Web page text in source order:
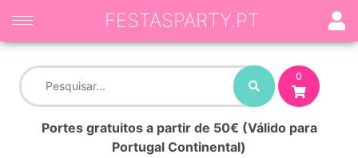
0
Portes gratuitos a partir de 50€ (Válido para
Portugal Continental)
FESTASPARTY.PT